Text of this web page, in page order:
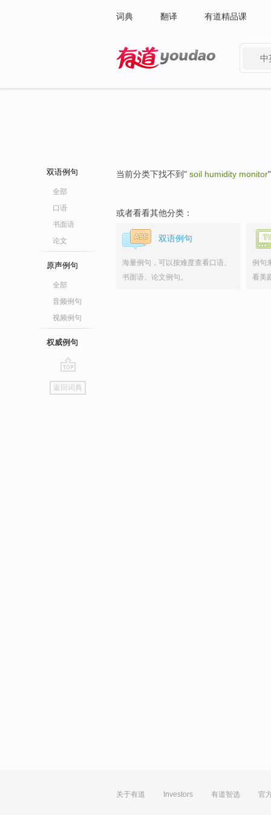
词典 翻译 有道精品课
中
双语例句
全部
口语
书面语
论文
原声例句
全部
音频例句
视频例句
权威例句
go
top
返回词典
当前分类下找不到" soil humidity monitor
或者看看其他分类：
双语例句
海量例句，可以按难度查看口语、
书面语、论文例句。
例句
看美
关于有道 Investors 有道智选 官